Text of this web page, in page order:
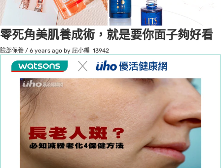
零死角美肌養成術，就是要你面子夠好看
臉部保養 / 6 years ago by 屈小編 13942